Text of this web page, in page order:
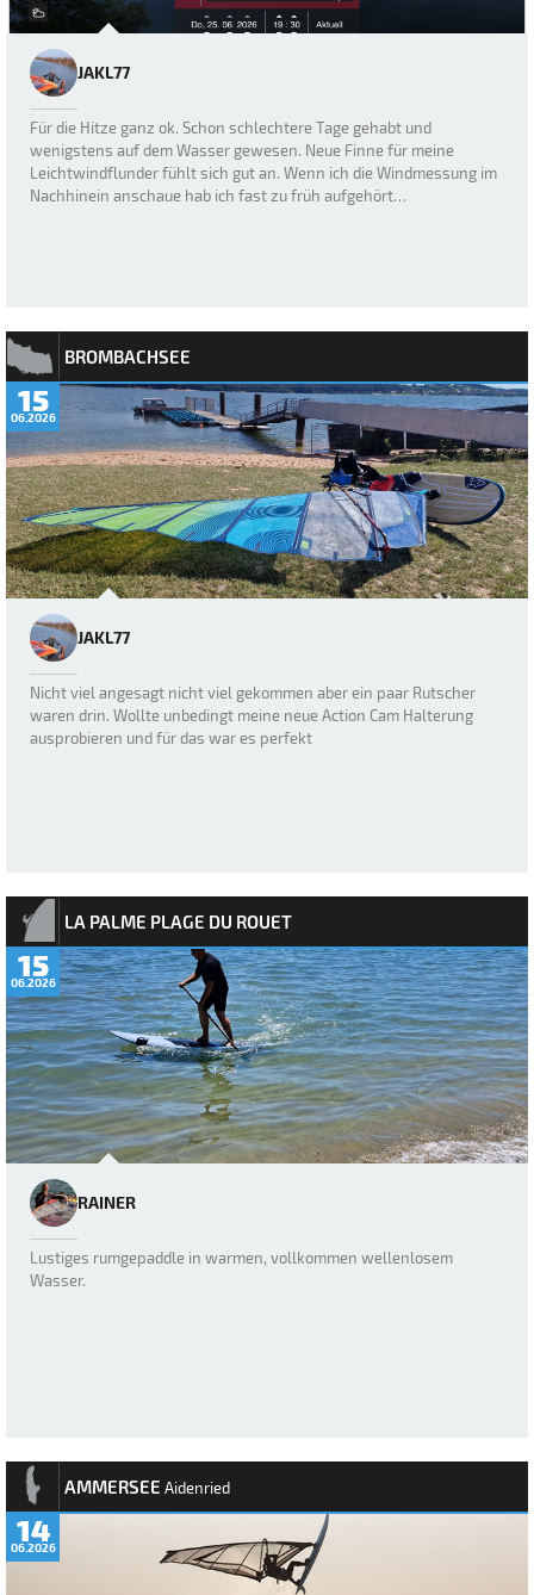
JAKL77
Für die Hitze ganz ok. Schon schlechtere Tage gehabt und
wenigstens auf dem Wasser gewesen. Neue Finne für meine
Leichtwindflunder fühlt sich gut an. Wenn ich die Windmessung im
Nachhinein anschaue hab ich fast zu früh aufgehört…
BROMBACHSEE
15
06.2026
JAKL77
Nicht viel angesagt nicht viel gekommen aber ein paar Rutscher
waren drin. Wollte unbedingt meine neue Action Cam Halterung
ausprobieren und für das war es perfekt
LA PALME PLAGE DU ROUET
15
06.2026
RAINER
Lustiges rumgepaddle in warmen, vollkommen wellenlosem
Wasser.
AMMERSEE Aidenried
14
06.2026